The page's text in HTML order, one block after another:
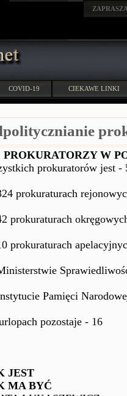
COVID-19 CIEKAWE LINKI
PROKURATORZY W
prokuratorów jest -
prokuraturach
prokuraturach
prokuraturach
Pamięci
pozostaje - 16
JEST
MA BYĆ